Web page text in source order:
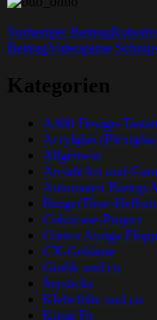
Beitrags-
Navigation
Vorheriger Beitrag
BeitragVideogame
Kategorien
A400 Design-
Acrylglas
Allgemein
ArcadeArt und
Automaten Bartop
BurgerTime-
Colorcase-Project
Cortex Amiga
CX-Gehäuse
Grafik und co
Joysticks
Klebefolie und co
Kung Fu